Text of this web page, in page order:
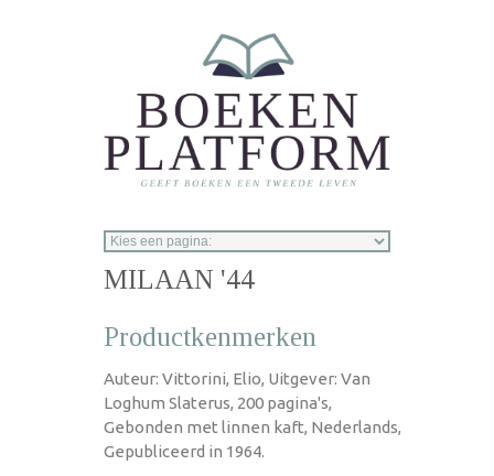
MILAAN '44
Productkenmerken
Auteur: Vittorini, Elio, Uitgever: Van
Loghum Slaterus, 200 pagina's,
Gebonden met linnen kaft, Nederlands,
Gepubliceerd in 1964.